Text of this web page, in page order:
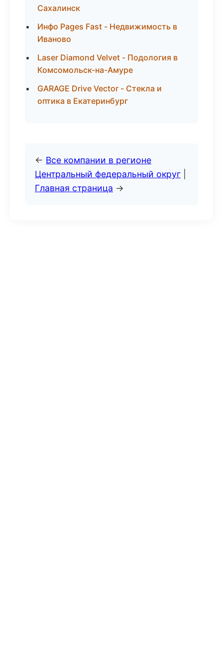
Сахалинск
Инфо Pages Fast - Недвижимость в
Иваново
Laser Diamond Velvet - Подология в
Комсомольск-на-Амуре
GARAGE Drive Vector - Стекла и
оптика в Екатеринбург
← Все компании в регионе
Центральный федеральный округ
Главная страница →